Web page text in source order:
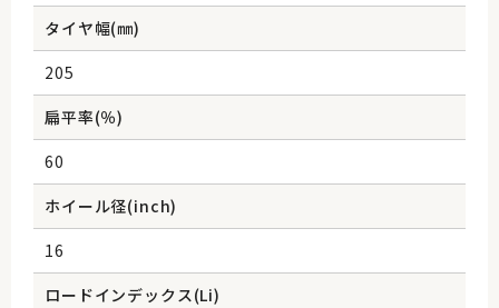
タイヤ幅(㎜)
205
扁平率(％)
60
ホイール径(inch)
16
ロードインデックス(Li)